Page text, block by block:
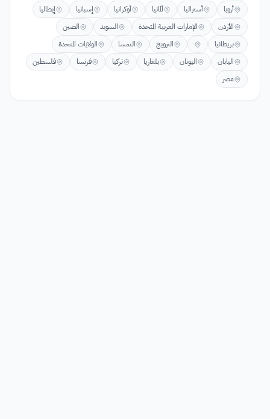
أروبا أستراليا ألمانيا أوكرانيا إسبانيا
إيطاليا
الأردن
الإمارات العربية المتحدة السويد
الصين
بريطانيا
النرويج النمسا
الولايات المتحدة
اليابان
اليونان بلغاريا تركيا فرنسا
فلسطين
مصر